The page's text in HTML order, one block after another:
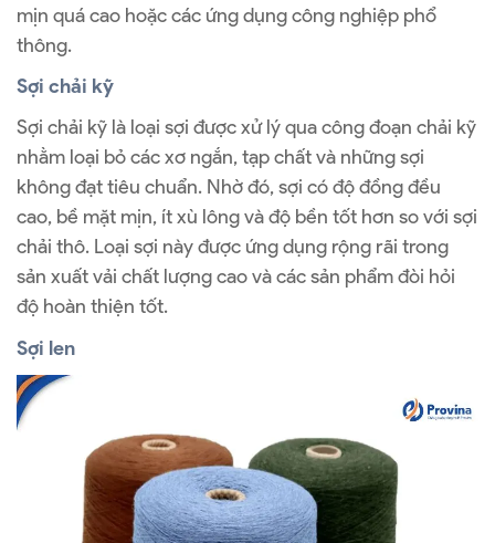
mịn quá cao hoặc các ứng dụng công nghiệp phổ
thông.
Sợi chải kỹ
Sợi chải kỹ là loại sợi được xử lý qua công đoạn chải kỹ
nhằm loại bỏ các xơ ngắn, tạp chất và những sợi
không đạt tiêu chuẩn. Nhờ đó, sợi có độ đồng đều
cao, bề mặt mịn, ít xù lông và độ bền tốt hơn so với sợi
chải thô. Loại sợi này được ứng dụng rộng rãi trong
sản xuất vải chất lượng cao và các sản phẩm đòi hỏi
độ hoàn thiện tốt.
Sợi len